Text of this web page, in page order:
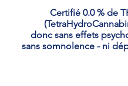
Certifié 0.0 % de
donc sans effets
sans somnolence - ni